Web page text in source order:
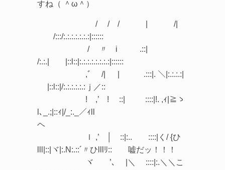
すね（ ＾ω＾）
/ / / | /|
/:::/:.:.:.:.:.:.:|::::::
/ 〃 i .::|
/:.:.| |::l::|:.:.:.:.:.:.:.:|::::::
,ﾞ /| | .:::|. ＼|:.:.:.:|
|::l::|/:.:.:.:.:.:ｊ／::
! ,’ ! ::| ::::|!. ,ｨ|≧ゝ
l､_.;|::ｨ|/_:._／ｨll
ヘ
ｌ ,’ │ ::|:.. ::::|く/ {ひ
lll|::|ヾ|:.N:.::´〃ひlllﾘ:: 嘘だッ！！！
ヾ ’､ |＼ ::::|:.＼＼こ